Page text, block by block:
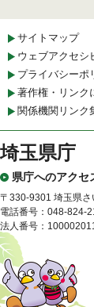
サイトマップ
ウェブアクセシ
プライバシーポ
著作権・リンク
関係機関リンク
埼玉県庁
県庁へのアクセ
〒330-9301 埼玉県
電話番号：048-824-
法人番号：